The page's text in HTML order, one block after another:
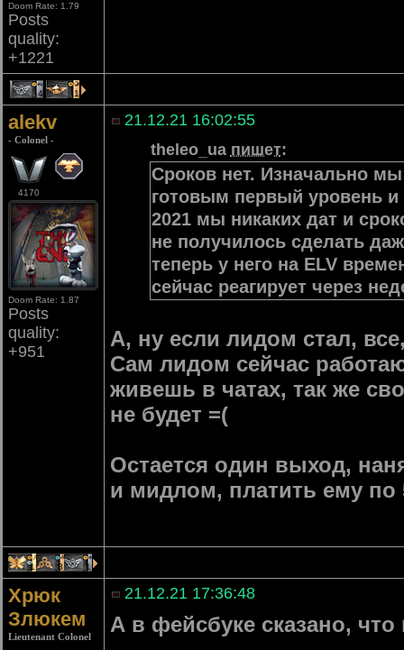
Doom Rate: 1.79
Posts
quality:
+1221
4 1
alekv
- Colonel -
4170
Doom Rate: 1.87
Posts
quality:
+951
21.12.21 16:02:55
theleo_ua пишет:
Сроков нет. Изначально
готовым первый уровень и
2021 мы никаких дат и
не получилось сделать
теперь у него на ELV
сейчас реагирует через
А, ну если лидом стал,
Сам лидом сейчас
живешь в чатах, так же
не будет =(
Остается один выход,
и мидлом, платить ему по
1 3 1
Хрюк
Злюкем
Lieutenant Colonel
21.12.21 17:36:48
А в фейсбуке сказано,